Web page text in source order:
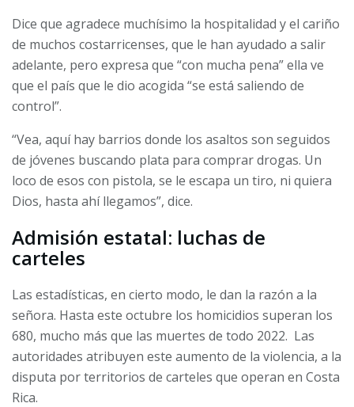
Dice que agradece muchísimo la hospitalidad y el cariño
de muchos costarricenses, que le han ayudado a salir
adelante, pero expresa que “con mucha pena” ella ve
que el país que le dio acogida “se está saliendo de
control”.
“Vea, aquí hay barrios donde los asaltos son seguidos
de jóvenes buscando plata para comprar drogas. Un
loco de esos con pistola, se le escapa un tiro, ni quiera
Dios, hasta ahí llegamos”, dice.
Admisión estatal: luchas de
carteles
Las estadísticas, en cierto modo, le dan la razón a la
señora. Hasta este octubre los homicidios superan los
680, mucho más que las muertes de todo 2022. Las
autoridades atribuyen este aumento de la violencia, a la
disputa por territorios de carteles que operan en Costa
Rica.